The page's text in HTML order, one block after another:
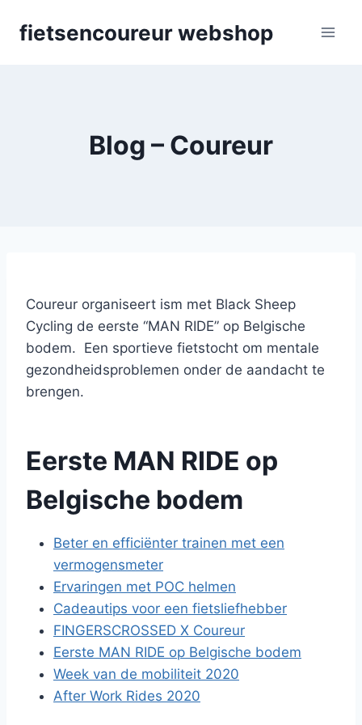
fietsencoureur webshop
Blog – Coureur
Coureur organiseert ism met Black Sheep
Cycling de eerste “MAN RIDE” op Belgische
bodem. Een sportieve fietstocht om mentale
gezondheidsproblemen onder de aandacht te
brengen.
Eerste MAN RIDE op
Belgische bodem
Beter en efficiënter trainen met een
vermogensmeter
Ervaringen met POC helmen
Cadeautips voor een fietsliefhebber
FINGERSCROSSED X Coureur
Eerste MAN RIDE op Belgische bodem
Week van de mobiliteit 2020
After Work Rides 2020